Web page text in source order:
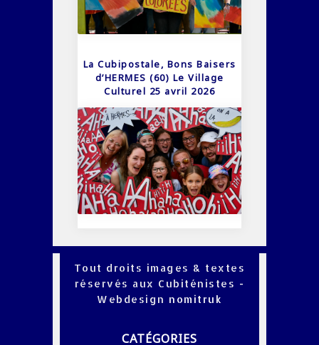
La Cubipostale, Bons Baisers
d’HERMES (60) Le Village
Culturel 25 avril 2026
Tout droits images & textes
réservés aux Cubiténistes -
Webdesign nomitruk
CATÉGORIES